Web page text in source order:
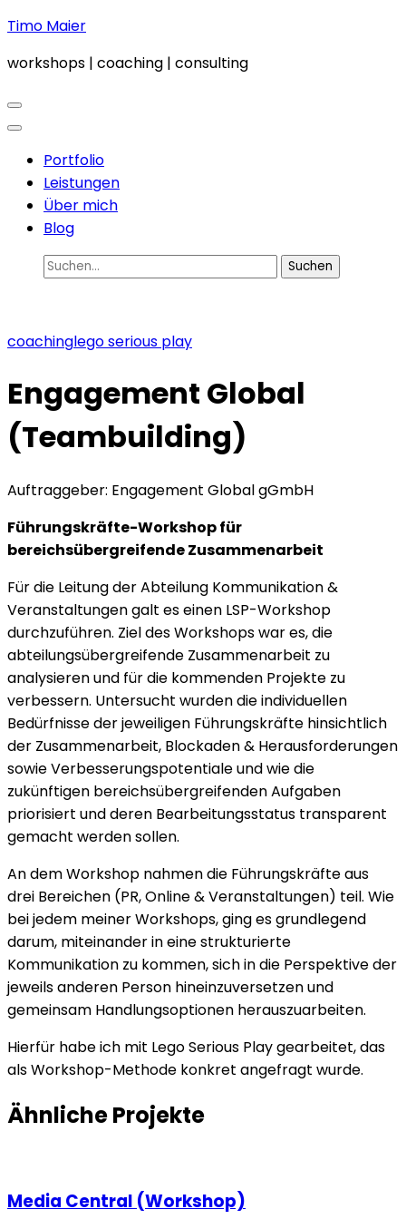
Zum
springen
Timo Maier
workshops | coaching | consulting
Portfolio
Leistungen
Über mich
Blog
Suchen
coachinglego serious play
Engagement Global
(Teambuilding)
Auftraggeber: Engagement Global gGmbH
Führungskräfte-Workshop für
bereichsübergreifende Zusammenarbeit
Für die Leitung der Abteilung Kommunikation &
Veranstaltungen galt es einen LSP-Workshop
durchzuführen. Ziel des Workshops war es, die
abteilungsübergreifende Zusammenarbeit zu
analysieren und für die kommenden Projekte zu
verbessern. Untersucht wurden die individuellen
Bedürfnisse der jeweiligen Führungskräfte hinsichtlich
der Zusammenarbeit, Blockaden & Herausforderungen
sowie Verbesserungspotentiale und wie die
zukünftigen bereichsübergreifenden Aufgaben
priorisiert und deren Bearbeitungsstatus transparent
gemacht werden sollen.
An dem Workshop nahmen die Führungskräfte aus
drei Bereichen (PR, Online & Veranstaltungen) teil. Wie
bei jedem meiner Workshops, ging es grundlegend
darum, miteinander in eine strukturierte
Kommunikation zu kommen, sich in die Perspektive der
jeweils anderen Person hineinzuversetzen und
gemeinsam Handlungsoptionen herauszuarbeiten.
Hierfür habe ich mit Lego Serious Play gearbeitet, das
als Workshop-Methode konkret angefragt wurde.
Ähnliche Projekte
Media Central (Workshop)